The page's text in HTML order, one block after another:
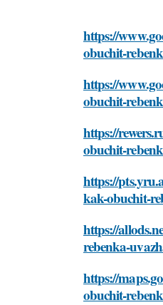
https://
obuchit-
https://
obuchit-
https://
obuchit-
https://
kak-obuchit-
https://
rebenka-
https://
obuchit-